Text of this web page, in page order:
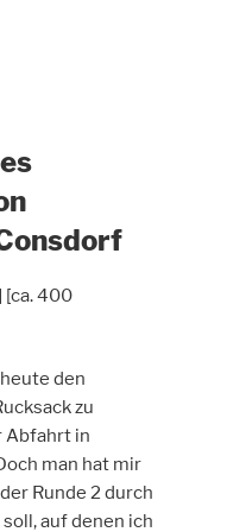
[ca. 400
den
zu
Abfahrt in
man hat mir
Runde 2 durch
auf denen ich